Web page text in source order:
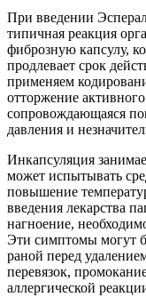
При введении
типичная реакция
фиброзную капсулу,
продлевает срок
применяем
отторжение
сопровождающаяся
давления и
Инкапсуляция
может испытывать
повышение
введения лекарства
нагноение,
Эти симптомы могут
раной перед
перевязок,
аллергической